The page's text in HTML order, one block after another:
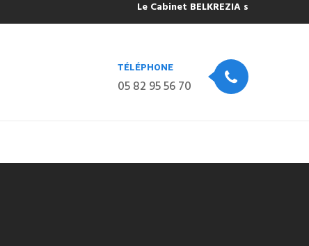
Le Cabinet BELKREZIA sera fermé
TÉLÉPHONE
05 82 95 56 70